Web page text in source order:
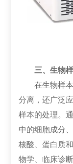
三、生物
在生物样本
分离，还广泛
样本的处理。
中的细胞成分
核酸、蛋白质
物学、临床诊